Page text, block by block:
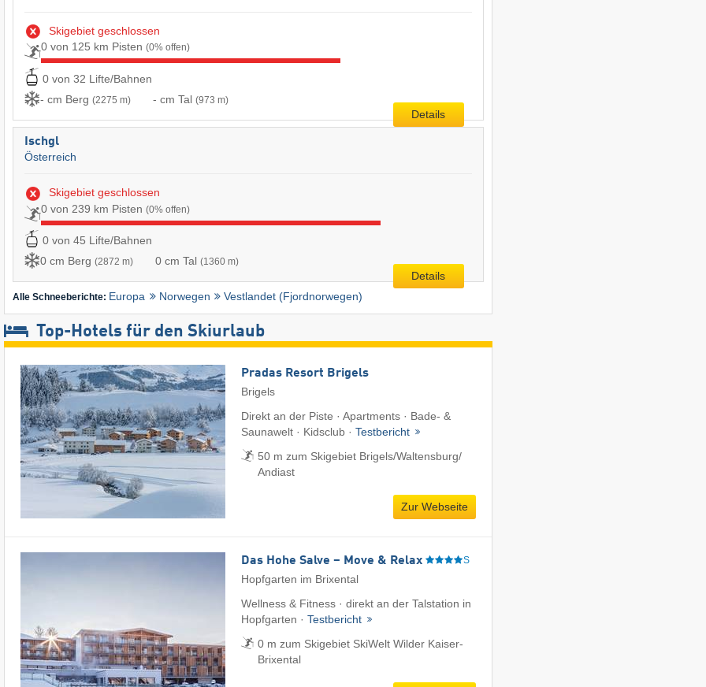
Skigebiet geschlossen
0 von 125 km Pisten (0% offen)
0 von 32 Lifte/Bahnen
- cm Berg (2275 m) - cm Tal (973 m)
Details
Ischgl
Österreich
Skigebiet geschlossen
0 von 239 km Pisten (0% offen)
0 von 45 Lifte/Bahnen
0 cm Berg (2872 m) 0 cm Tal (1360 m)
Details
Alle Schneeberichte: Europa Norwegen Vestlandet (Fjordnorwegen)
Top-Hotels für den Skiurlaub
Pradas Resort Brigels
Brigels
Direkt an der Piste · Apartments · Bade- &
Saunawelt · Kidsclub · Testbericht
50 m zum Skigebiet Brigels/​Waltensburg/​
Andiast
Zur Webseite
Das Hohe Salve – Move & Relax S
Hopfgarten im Brixental
Wellness & Fitness · direkt an der Talstation in
Hopfgarten · Testbericht
0 m zum Skigebiet SkiWelt Wilder Kaiser-
Brixental